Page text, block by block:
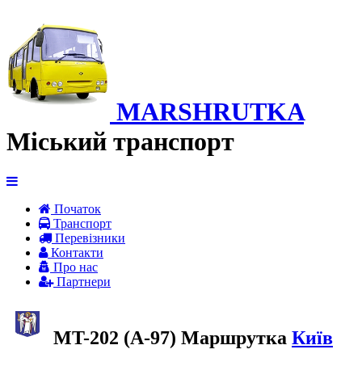
MARSHRUTKA
Міський транспорт
Початок
Транспорт
Перевiзники
Контакти
Про нас
Партнери
MT-202 (А-97) Маршрутка Київ